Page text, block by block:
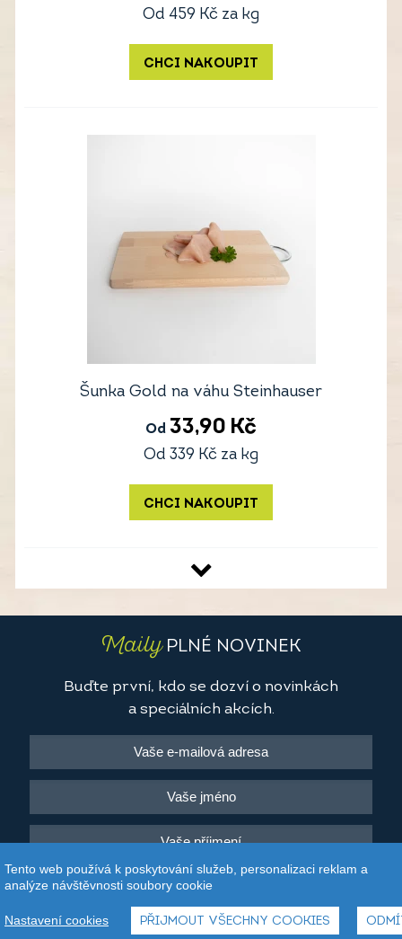
Od 459 Kč za kg
CHCI NAKOUPIT
Šunka Gold na váhu Steinhauser
Od 33,90 Kč
Od 339 Kč za kg
CHCI NAKOUPIT
MailyPLNÉ NOVINEK
Buďte první, kdo se dozví o novinkách
a speciálních akcích.
Souhlasím se zasíláním newsletteru
ODEBÍRAT
Tento web používá k poskytování služeb, personalizaci reklam a
analýze návštěvnosti soubory cookie
Nastavení cookies PŘIJMOUT VŠECHNY COOKIES